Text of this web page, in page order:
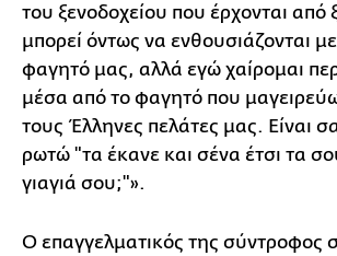
του ξενοδοχείου που έρχονται από
μπορεί όντως να ενθουσιάζονται
φαγητό μας, αλλά εγώ χαίρομαι
μέσα από το φαγητό που
τους Έλληνες πελάτες μας. Είναι
ρωτώ "τα έκανε και σένα έτσι τα
γιαγιά σου;"».
Ο επαγγελματικός της σύντροφος